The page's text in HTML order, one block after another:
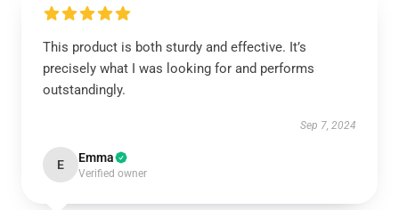
This product is both sturdy and effective. It’s
precisely what I was looking for and performs
outstandingly.
Sep 7, 2024
E Emma
Verified owner